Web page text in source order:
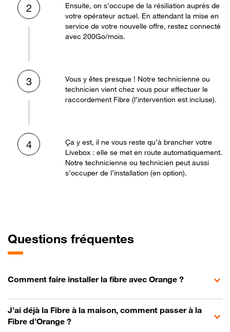
2
Ensuite, on s’occupe de la résiliation auprès de
votre opérateur actuel. En attendant la mise en
service de votre nouvelle offre, restez connecté
avec 200Go/mois.
3
Vous y êtes presque ! Notre technicienne ou
technicien vient chez vous pour effectuer le
raccordement Fibre (l’intervention est incluse).
4
Ça y est, il ne vous reste qu’à brancher votre
Livebox : elle se met en route automatiquement.
Notre technicienne ou technicien peut aussi
s’occuper de l’installation (en option).
Questions fréquentes
Comment faire installer la fibre avec Orange ?
J’ai déjà la Fibre à la maison, comment passer à la
Fibre d’Orange ?